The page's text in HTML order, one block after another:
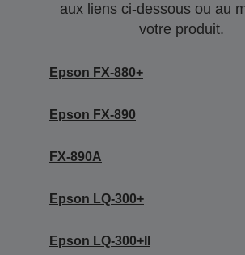
aux liens ci-dessous ou au
votre produit.
Epson FX-880+
Epson FX-890
FX-890A
Epson LQ-300+
Epson LQ-300+II